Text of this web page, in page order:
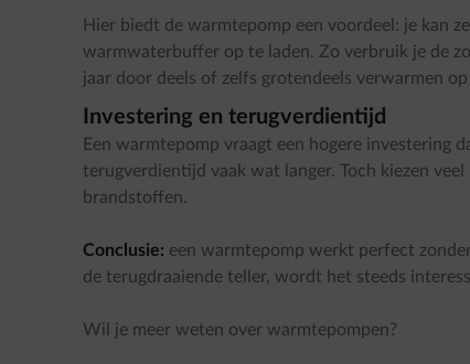
Hier biedt de warmtepomp een voordeel: je kan ze
warmwaterbuffer op te laden. Zo verbruik je de
jaar door deels of zelfs grotendeels verwarmen
Investering en terugverdientijd
Een warmtepomp vraagt een hogere investering
terugverdientijd vaak wat langer. Toch kiezen
brandstoffen.
Conclusie: een warmtepomp werkt perfect
de terugdraaiende teller, wordt het steeds
Wil je meer weten over warmtepompen?